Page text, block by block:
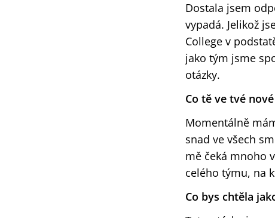
Dostala jsem
vypadá. Jelikož
College v
jako tým jsme
otázky.
Co tě ve tvé
Momentálně
snad ve všech
mě čeká mnoho
celého týmu, na
Co bys chtěla